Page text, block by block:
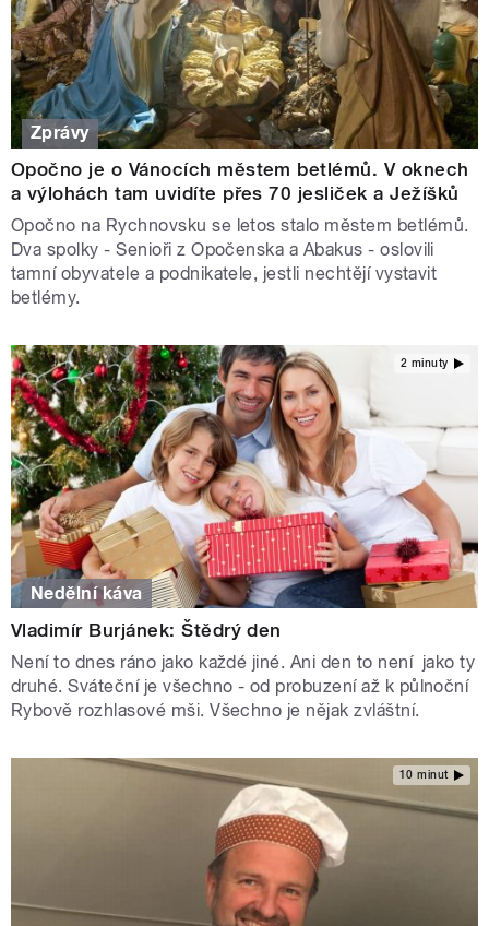
Zprávy
Opočno je o Vánocích městem betlémů. V oknech
a výlohách tam uvidíte přes 70 jesliček a Ježíšků
Opočno na Rychnovsku se letos stalo městem betlémů.
Dva spolky - Senioři z Opočenska a Abakus - oslovili
tamní obyvatele a podnikatele, jestli nechtějí vystavit
betlémy.
2 minuty
Nedělní káva
Vladimír Burjánek: Štědrý den
Není to dnes ráno jako každé jiné. Ani den to není jako ty
druhé. Sváteční je všechno - od probuzení až k půlnoční
Rybově rozhlasové mši. Všechno je nějak zvláštní.
10 minut